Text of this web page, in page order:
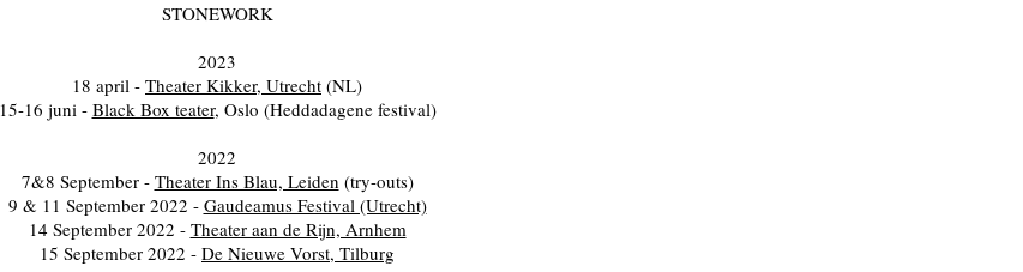
STONEWORK
2023
18 april - Theater Kikker, Utrecht (NL)
15-16 juni - Black Box teater, Oslo (Heddadagene festival)
2022
7&8 September - Theater Ins Blau, Leiden (try-outs)
9 & 11 September 2022 - Gaudeamus Festival (Utrecht)
14 September 2022 - Theater aan de Rijn, Arnhem
15 September 2022 - De Nieuwe Vorst, Tilburg